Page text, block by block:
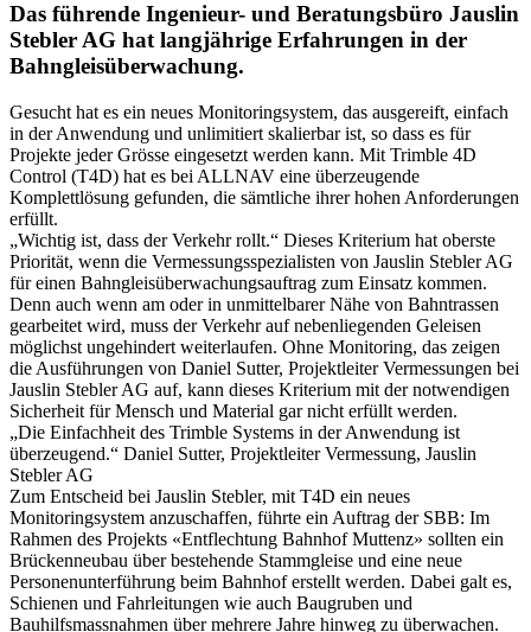
Das führende Ingenieur- und Beratungsbüro Jauslin
Stebler AG hat langjährige Erfahrungen in der
Bahngleisüberwachung.
Gesucht hat es ein neues Monitoringsystem, das ausgereift, einfach
in der Anwendung und unlimitiert skalierbar ist, so dass es für
Projekte jeder Grösse eingesetzt werden kann. Mit Trimble 4D
Control (T4D) hat es bei ALLNAV eine überzeugende
Komplettlösung gefunden, die sämtliche ihrer hohen Anforderungen
erfüllt.
„Wichtig ist, dass der Verkehr rollt.“ Dieses Kriterium hat oberste
Priorität, wenn die Vermessungsspezialisten von Jauslin Stebler AG
für einen Bahngleisüberwachungsauftrag zum Einsatz kommen.
Denn auch wenn am oder in unmittelbarer Nähe von Bahntrassen
gearbeitet wird, muss der Verkehr auf nebenliegenden Geleisen
möglichst ungehindert weiterlaufen. Ohne Monitoring, das zeigen
die Ausführungen von Daniel Sutter, Projektleiter Vermessungen bei
Jauslin Stebler AG auf, kann dieses Kriterium mit der notwendigen
Sicherheit für Mensch und Material gar nicht erfüllt werden.
„Die Einfachheit des Trimble Systems in der Anwendung ist
überzeugend.“ Daniel Sutter, Projektleiter Vermessung, Jauslin
Stebler AG
Zum Entscheid bei Jauslin Stebler, mit T4D ein neues
Monitoringsystem anzuschaffen, führte ein Auftrag der SBB: Im
Rahmen des Projekts «Entflechtung Bahnhof Muttenz» sollten ein
Brückenneubau über bestehende Stammgleise und eine neue
Personenunterführung beim Bahnhof erstellt werden. Dabei galt es,
Schienen und Fahrleitungen wie auch Baugruben und
Bauhilfsmassnahmen über mehrere Jahre hinweg zu überwachen.